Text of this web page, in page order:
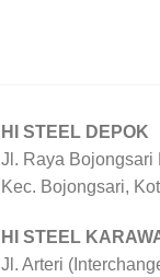
HI STEEL DEPOK
Jl. Raya Bojongsari
Kec. Bojongsari,
HI STEEL
Jl. Arteri